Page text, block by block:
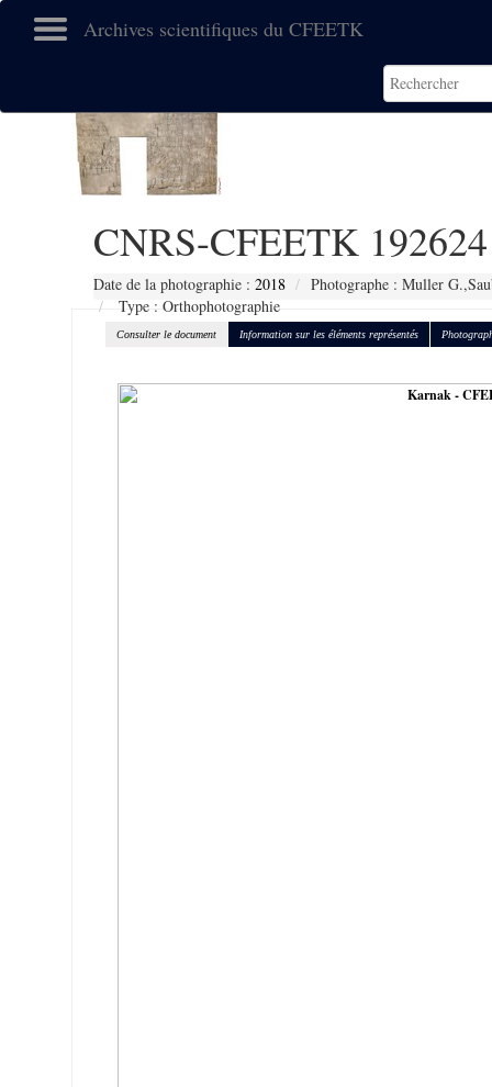
Archives scientifiques du CFEETK
CNRS-CFEETK 192624
Date de la photographie : 2018
Photographe : Muller
Type : Orthophotographie
Consulter le document Information sur les éléments représentés